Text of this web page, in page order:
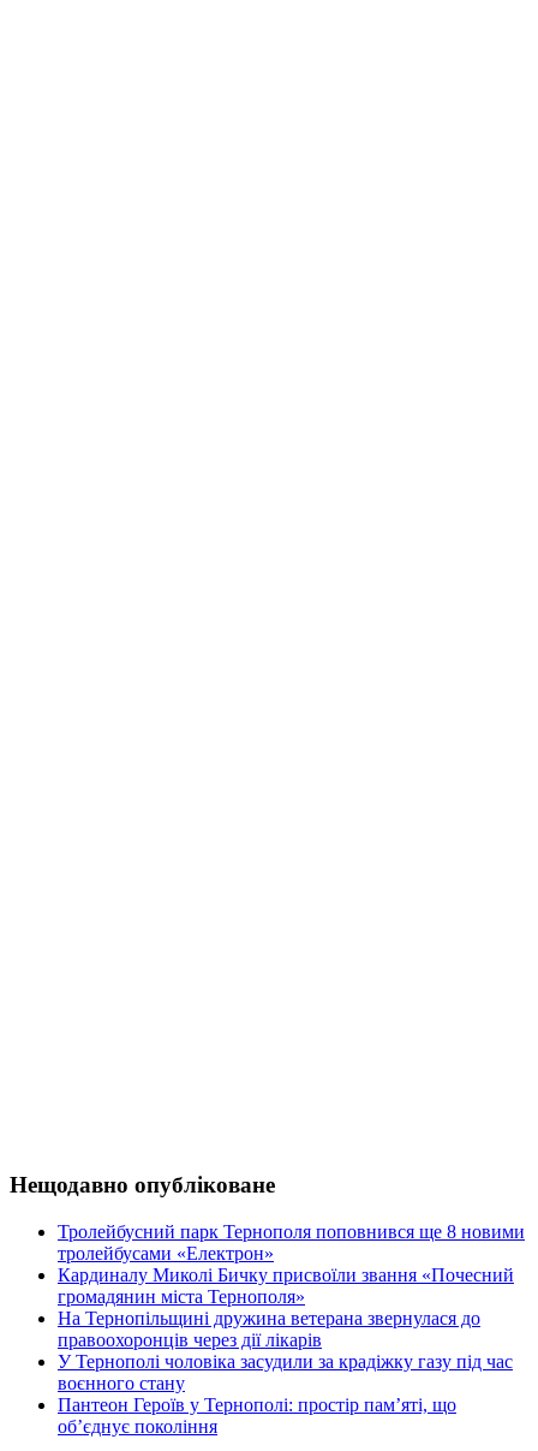
Нещодавно опубліковане
Тролейбусний парк Тернополя поповнився ще 8 новими
тролейбусами «Електрон»
Кардиналу Миколі Бичку присвоїли звання «Почесний
громадянин міста Тернополя»
На Тернопільщині дружина ветерана звернулася до
правоохоронців через дії лікарів
У Тернополі чоловіка засудили за крадіжку газу під час
воєнного стану
Пантеон Героїв у Тернополі: простір пам’яті, що
об’єднує покоління